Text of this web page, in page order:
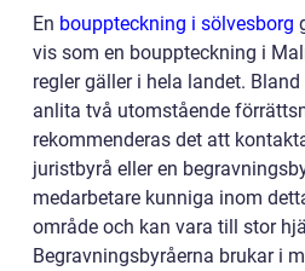
En bouppteckning i sölvesborg
vis som en bouppteckning i
regler gäller i hela landet.
anlita två utomstående
rekommenderas det att
juristbyrå eller en
medarbetare kunniga inom
område och kan vara till stor
Begravningsbyråerna brukar i